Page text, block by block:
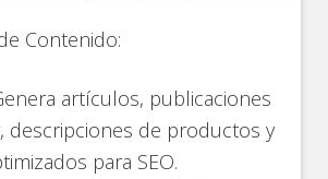
Contenido:
artículos, publicaciones
descripciones de productos y
para SEO.